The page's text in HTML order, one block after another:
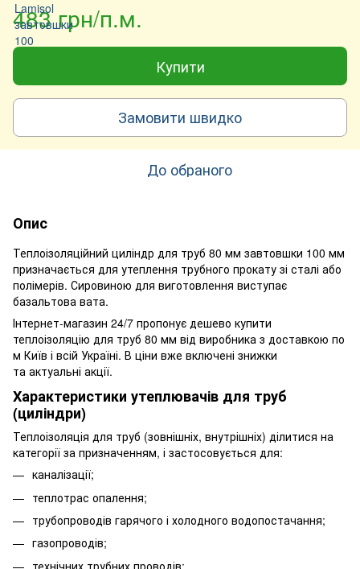
483 грн/п.м.
Купити
Замовити швидко
До обраного
Опис
Теплоізоляційний циліндр для труб 80 мм завтовшки 100 мм
призначається для утеплення трубного прокату зі сталі або
полімерів. Сировиною для виготовлення виступає
базальтова вата.
Інтернет-магазин 24/7 пропонує дешево купити
теплоізоляцію для труб 80 мм від виробника з доставкою по
м Київ і всій Україні. В ціни вже включені знижки
та актуальні акції.
Характеристики утеплювачів для труб
(циліндри)
Теплоізоляція для труб (зовнішніх, внутрішніх) ділитися на
категорії за призначенням, і застосовується для:
каналізації;
теплотрас опалення;
трубопроводів гарячого і холодного водопостачання;
газопроводів;
технічних трубних проводів;